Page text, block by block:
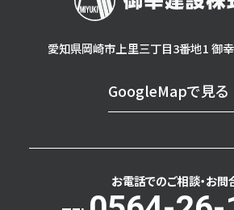
愛知県岡崎市上里三丁目3番地1 御
GoogleMapで見る
お電話でのご相談・お問